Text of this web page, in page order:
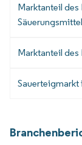
Marktanteil
Marktanteil
Sauerteigmarkt